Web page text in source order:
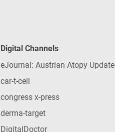
Digital Channels
eJournal: Austrian Atopy Update
car-t-cell
congress x-press
derma-target
DigitalDoctor